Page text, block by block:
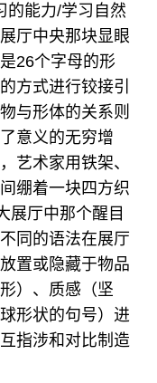
的能力/学习自然
厅中央那块显眼
26个字母的形
方式进行铰接引
与形体的关系则
意义的无穷增
艺术家用铁架、
绷着一块四方织
展厅中那个醒目
同的语法在展厅
置或隐藏于物品
）、质感（坚
形状的句号）进
指涉和对比制造